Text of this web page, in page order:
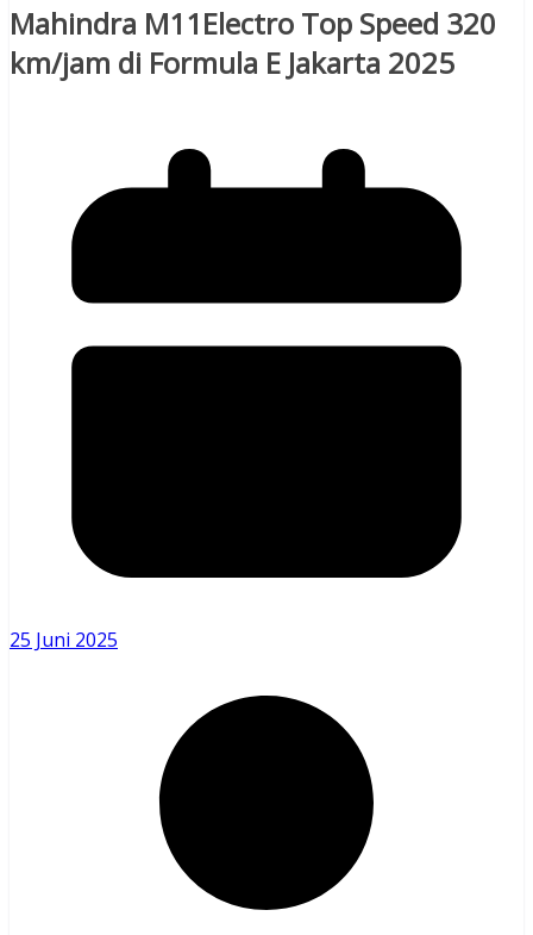
Mahindra M11Electro Top Speed 320
km/jam di Formula E Jakarta 2025
25 Juni 2025